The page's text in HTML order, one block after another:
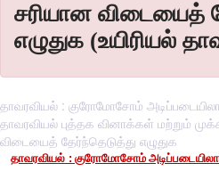
சரியான விடையைத்
எழுதுக (உயிரியல்
தாவரவியல் : குரோமோசோம்
தாவரவியல் புத்தக வினாக்கள் மற்றும்
விடையைத் தேர்ந்தெடுத்து எழுதுக